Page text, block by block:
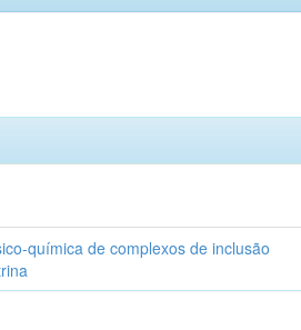
química de complexos de inclusão